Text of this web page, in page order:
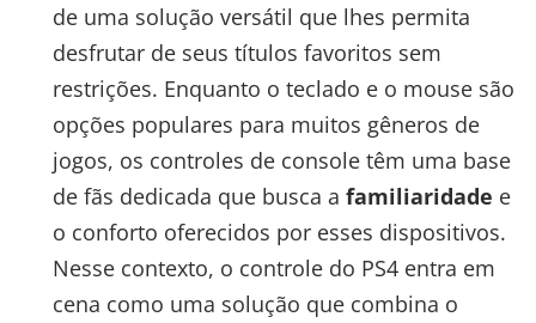
de uma solução versátil que lhes permita
desfrutar de seus títulos favoritos sem
restrições. Enquanto o teclado e o mouse são
opções populares para muitos gêneros de
jogos, os controles de console têm uma base
de fãs dedicada que busca a familiaridade e
o conforto oferecidos por esses dispositivos.
Nesse contexto, o controle do PS4 entra em
cena como uma solução que combina o